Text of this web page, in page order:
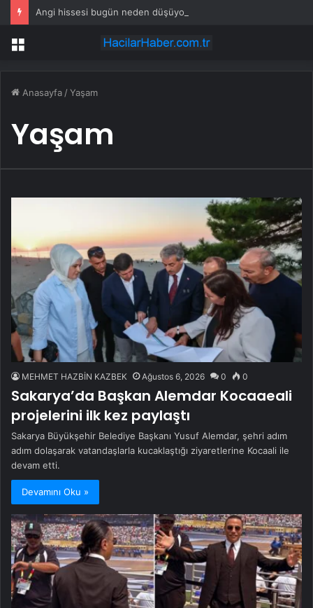
Angi hissesi bugün neden düşüyor?
Menü
Anasayfa /Yaşam
Yaşam
MEHMET HAZBİN KAZBEK Ağustos 6, 2026 0 0
Sakarya’da Başkan Alemdar Kocaaeali
projelerini ilk kez paylaştı
Sakarya Büyükşehir Belediye Başkanı Yusuf Alemdar, şehri adım
adım dolaşarak vatandaşlarla kucaklaştığı ziyaretlerine Kocaali ile
devam etti.
Devamını Oku »